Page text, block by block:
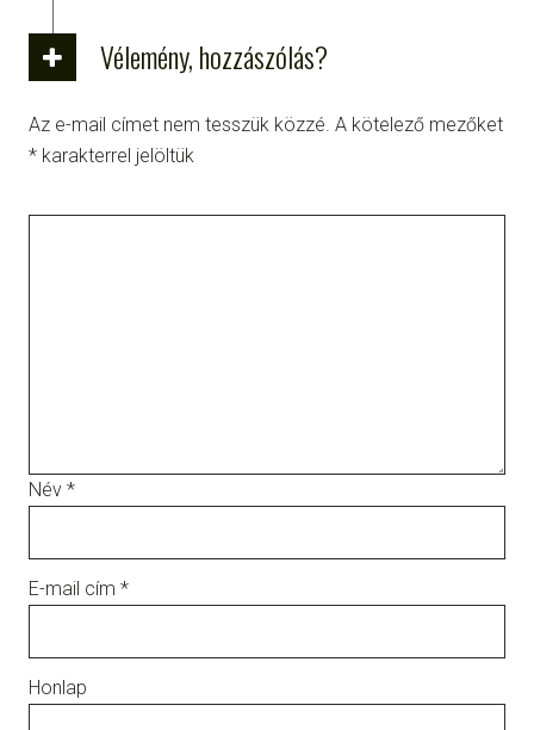
Vélemény, hozzászólás?
Az e-mail címet nem tesszük közzé. A kötelező mezőket
* karakterrel jelöltük
Név *
E-mail cím *
Honlap